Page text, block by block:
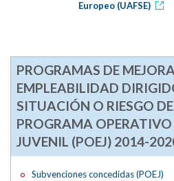
Europeo (UAFSE)
PROGRAMAS DE
EMPLEABILIDAD
SITUACIÓN O RIESGO
PROGRAMA OPERATIVO
JUVENIL (POEJ) 2014-
Subvenciones concedidas (POEJ)